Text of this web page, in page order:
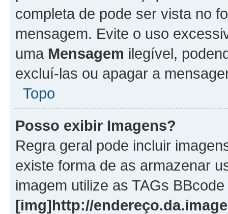
completa de pode ser vista no
mensagem. Evite o uso
uma Mensagem ilegível,
excluí-las ou apagar a
Topo
Posso exibir Imagens?
Regra geral pode incluir
existe forma de as armazenar
imagem utilize as TAGs BBcode
[img]http://